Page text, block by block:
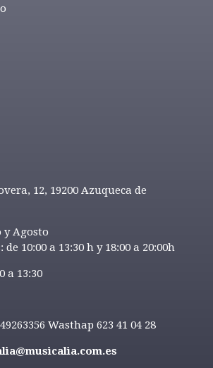
12, 19200 Azuqueca de
y Agosto
10:00 a 13:30 h y 18:00 a 20:00h
a 13:30
Wasthap 623 41 04 28